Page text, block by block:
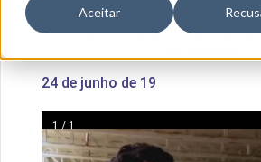
Aceitar
Professor Nelson Ranieri
no MGTV
24 de junho de 19
1 / 1